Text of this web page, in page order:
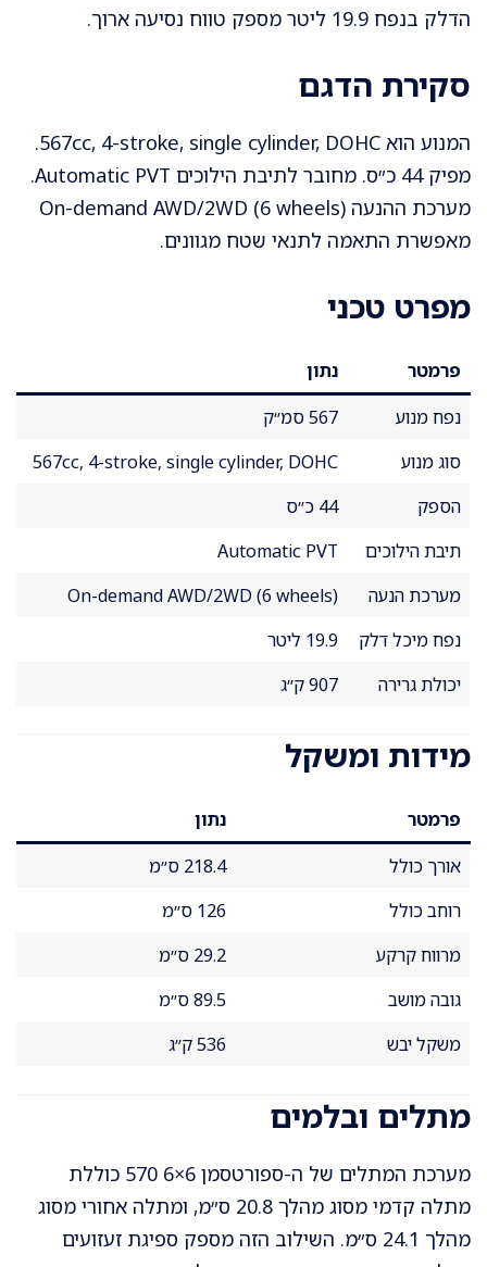
הדלק בנפח 19.9 ליטר מספק טווח נסיעה ארוך.
סקירת הדגם
המנוע הוא 567cc, 4-stroke, single cylinder, DOHC.
מפיק 44 כ״ס. מחובר לתיבת הילוכים Automatic PVT.
מערכת ההנעה On-demand AWD/2WD (6 wheels)
מאפשרת התאמה לתנאי שטח מגוונים.
מפרט טכני
פרמטר
נתון
נפח מנוע
567 סמ״ק
סוג מנוע
567cc, 4-stroke, single cylinder, DOHC
הספק
44 כ״ס
תיבת הילוכים
Automatic PVT
מערכת הנעה
On-demand AWD/2WD (6 wheels)
נפח מיכל דלק
19.9 ליטר
יכולת גרירה
907 ק״ג
מידות ומשקל
פרמטר
נתון
אורך כולל
218.4 ס״מ
רוחב כולל
126 ס״מ
מרווח קרקע
29.2 ס״מ
גובה מושב
89.5 ס״מ
משקל יבש
536 ק״ג
מתלים ובלמים
מערכת המתלים של ה-ספורטסמן 6×6 570 כוללת
מתלה קדמי מסוג מהלך 20.8 ס״מ, ומתלה אחורי מסוג
מהלך 24.1 ס״מ. השילוב הזה מספק ספיגת זעזועים